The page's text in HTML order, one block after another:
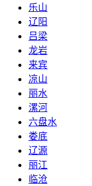
乐山
辽阳
吕梁
龙岩
来宾
凉山
丽水
漯河
六盘水
娄底
辽源
丽江
临沧